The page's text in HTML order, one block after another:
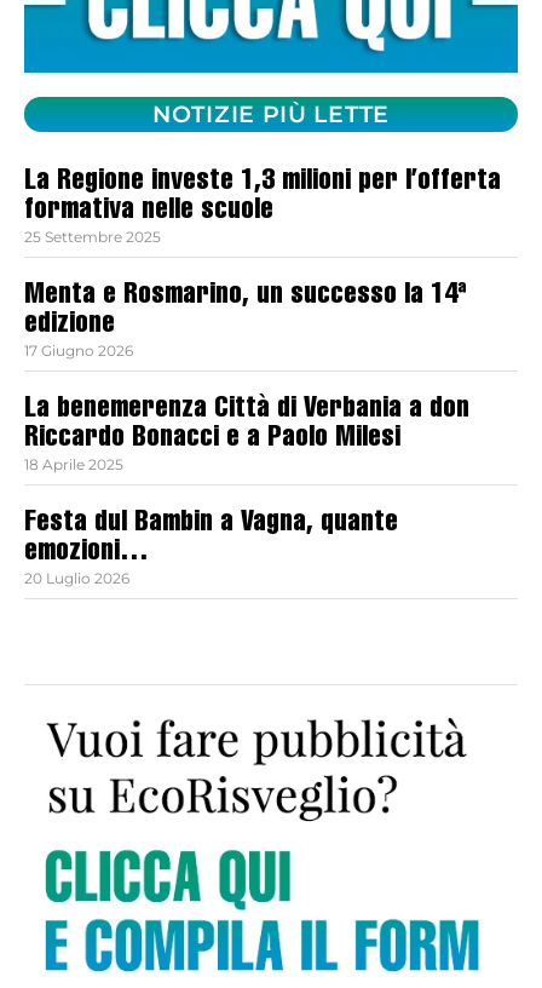
NOTIZIE PIÙ LETTE
La Regione investe 1,3 milioni per l’offerta
formativa nelle scuole
25 Settembre 2025
Menta e Rosmarino, un successo la 14ª
edizione
17 Giugno 2026
La benemerenza Città di Verbania a don
Riccardo Bonacci e a Paolo Milesi
18 Aprile 2025
Festa dul Bambin a Vagna, quante
emozioni…
20 Luglio 2026